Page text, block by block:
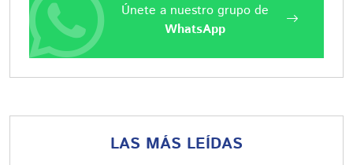
Únete a nuestro grupo de
WhatsApp
LAS MÁS LEÍDAS